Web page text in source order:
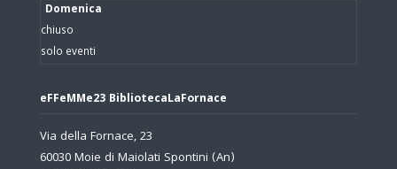
Domenica
chiuso
solo eventi
eFFeMMe23 BibliotecaLaFornace
Via della Fornace, 23
60030 Moie di Maiolati Spontini (An)